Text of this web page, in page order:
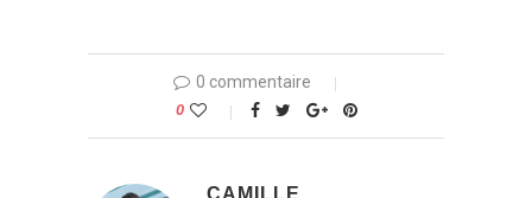
0 commentaire
0
CAMILLE